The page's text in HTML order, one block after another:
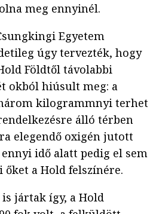
meg ennyinél.
Egyetem
úgy tervezték, hogy
Földtől távolabbi
okból hiúsult meg: a
három kilogrammnyi terhet
álló térben
elegendő oxigén jutott
idő alatt pedig el sem
a Hold felszínére.
jártak így, a Hold